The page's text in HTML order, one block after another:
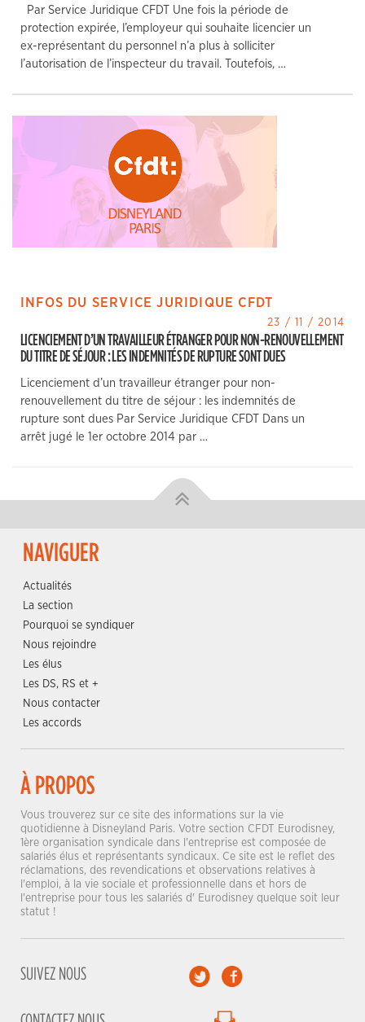
Par Service Juridique CFDT Une fois la période de
protection expirée, l’employeur qui souhaite licencier un
ex-représentant du personnel n’a plus à solliciter
l’autorisation de l’inspecteur du travail. Toutefois, …
INFOS DU SERVICE JURIDIQUE CFDT
23 / 11 / 2014
LICENCIEMENT D’UN TRAVAILLEUR ÉTRANGER POUR NON-RENOUVELLEMENT
DU TITRE DE SÉJOUR : LES INDEMNITÉS DE RUPTURE SONT DUES
Licenciement d’un travailleur étranger pour non-
renouvellement du titre de séjour : les indemnités de
rupture sont dues Par Service Juridique CFDT Dans un
arrêt jugé le 1er octobre 2014 par …
NAVIGUER
Actualités
La section
Pourquoi se syndiquer
Nous rejoindre
Les élus
Les DS, RS et +
Nous contacter
Les accords
À PROPOS
Vous trouverez sur ce site des informations sur la vie
quotidienne à Disneyland Paris. Votre section CFDT Eurodisney,
1ère organisation syndicale dans l'entreprise est composée de
salariés élus et représentants syndicaux. Ce site est le reflet des
réclamations, des revendications et observations relatives à
l'emploi, à la vie sociale et professionnelle dans et hors de
l'entreprise pour tous les salariés d' Eurodisney quelque soit leur
statut !
SUIVEZ NOUS